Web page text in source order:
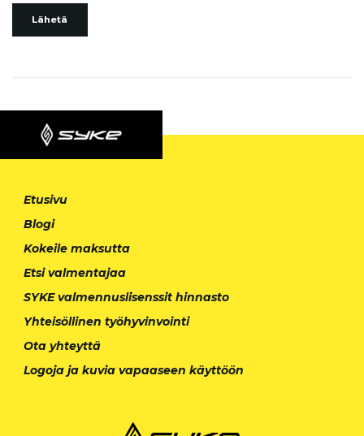
Lähetä
Etusivu
Blogi
Kokeile maksutta
Etsi valmentajaa
SYKE valmennuslisenssit hinnasto
Yhteisöllinen työhyvinvointi
Ota yhteyttä
Logoja ja kuvia vapaaseen käyttöön